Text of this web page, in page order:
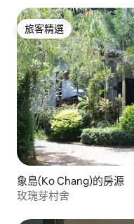
旅客精選
旅客精選
象島(Ko Chang)的房源
玫瑰芽村舍